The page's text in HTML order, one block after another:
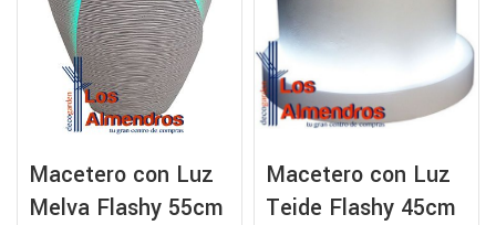
Macetero con Luz
Melva Flashy 55cm
Macetero con Luz
Teide Flashy 45cm